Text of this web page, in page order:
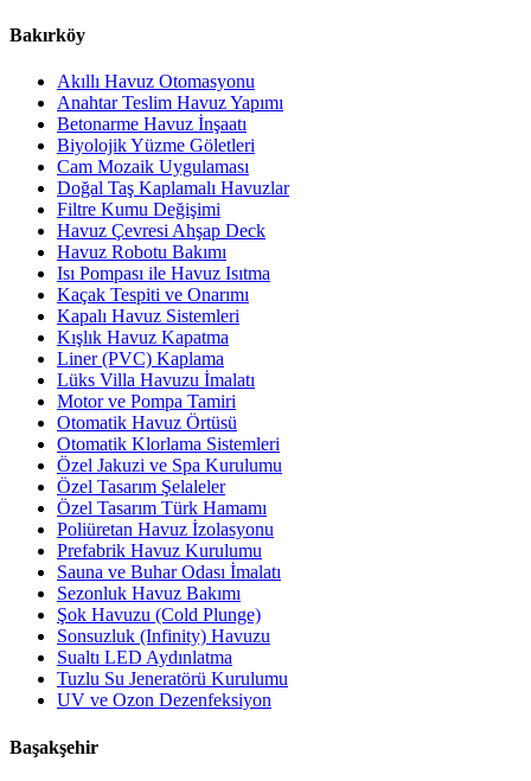
Bakırköy
Akıllı Havuz Otomasyonu
Anahtar Teslim Havuz Yapımı
Betonarme Havuz İnşaatı
Biyolojik Yüzme Göletleri
Cam Mozaik Uygulaması
Doğal Taş Kaplamalı Havuzlar
Filtre Kumu Değişimi
Havuz Çevresi Ahşap Deck
Havuz Robotu Bakımı
Isı Pompası ile Havuz Isıtma
Kaçak Tespiti ve Onarımı
Kapalı Havuz Sistemleri
Kışlık Havuz Kapatma
Liner (PVC) Kaplama
Lüks Villa Havuzu İmalatı
Motor ve Pompa Tamiri
Otomatik Havuz Örtüsü
Otomatik Klorlama Sistemleri
Özel Jakuzi ve Spa Kurulumu
Özel Tasarım Şelaleler
Özel Tasarım Türk Hamamı
Poliüretan Havuz İzolasyonu
Prefabrik Havuz Kurulumu
Sauna ve Buhar Odası İmalatı
Sezonluk Havuz Bakımı
Şok Havuzu (Cold Plunge)
Sonsuzluk (Infinity) Havuzu
Sualtı LED Aydınlatma
Tuzlu Su Jeneratörü Kurulumu
UV ve Ozon Dezenfeksiyon
Başakşehir